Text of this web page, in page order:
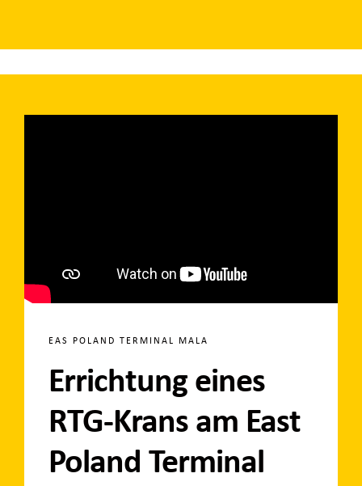
EAS POLAND TERMINAL MALA
Errichtung eines
RTG-Krans am East
Poland Terminal